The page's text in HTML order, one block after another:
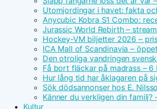
Utomjordingar i havet: fakta
Anycubic Kobra S1 Combo:
Jurassic World Rebirth –
Hockey-VM biljetter 2026 –
ICA Mall of Scandinavia –
Den otroliga vandringen
Få bort fläckar på madrass –
Hur lång tid har åklagaren på
Sök dödsannonser hos E.
Känner du verkligen din familj?
Kultur